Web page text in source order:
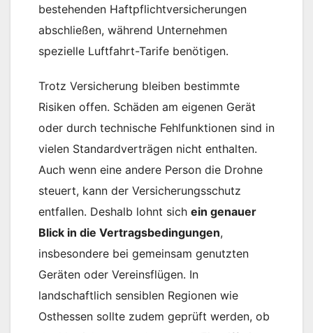
bestehenden Haftpflichtversicherungen
abschließen, während Unternehmen
spezielle Luftfahrt-Tarife benötigen.
Trotz Versicherung bleiben bestimmte
Risiken offen. Schäden am eigenen Gerät
oder durch technische Fehlfunktionen sind in
vielen Standardverträgen nicht enthalten.
Auch wenn eine andere Person die Drohne
steuert, kann der Versicherungsschutz
entfallen. Deshalb lohnt sich ein genauer
Blick in die Vertragsbedingungen,
insbesondere bei gemeinsam genutzten
Geräten oder Vereinsflügen. In
landschaftlich sensiblen Regionen wie
Osthessen sollte zudem geprüft werden, ob